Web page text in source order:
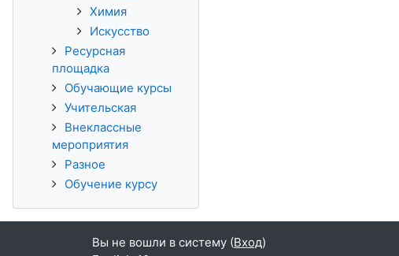
Химия
Искусство
Ресурсная
площадка
Обучающие курсы
Учительская
Внеклассные
мероприятия
Разное
Обучение курсу
Вы не вошли в систему (Вход)